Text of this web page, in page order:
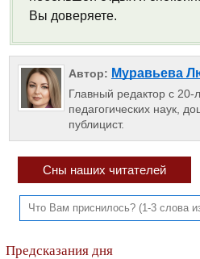
Вы доверяете.
Автор: Муравьева
Главный редактор с
педагогических наук,
публицист.
Сны наших читателей
Предсказания дня